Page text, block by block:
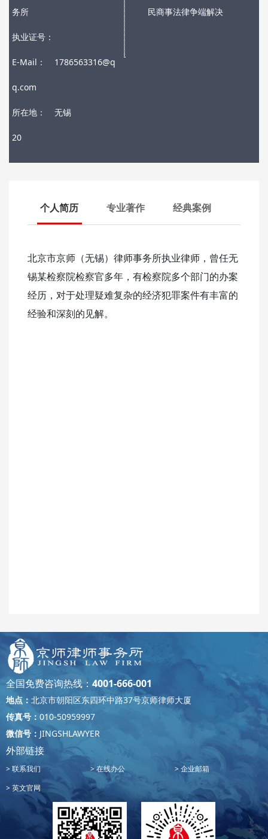
务所
执业证号：
E-Mail： 1786563316@q
q.com
所在地： 无锡
20
民商事法律争端解决
个人简历 专业著作 经典案例
北京市京师（无锡）律师事务所执业律师，曾任无
锡某检察院检察官多年，有检察院多个部门的办案
经历，对于处理疑难复杂的经济犯罪案件有丰富的
经验和深刻的见解。
全国免费咨询热线： 4001-666-001
地点： 北京市朝阳区东四环中路37号京师律师大厦
传真号： 010-50959997
微信号： JINGSHLAWYER
外部链接
联系我们 在线办公
企业邮箱
英文官网